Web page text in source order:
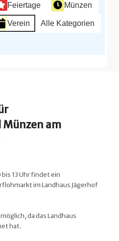
Feiertage Münzen
Verein Alle Kategorien
am
13 Uhr findet ein
im Landhaus Jägerhof
da das Landhaus
hat.